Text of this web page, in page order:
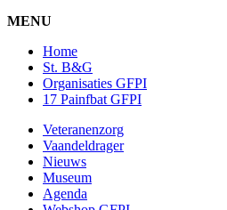
MENU
Home
St. B&G
Organisaties GFPI
17 Painfbat GFPI
Veteranenzorg
Vaandeldrager
Nieuws
Museum
Agenda